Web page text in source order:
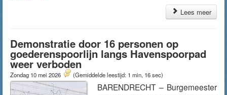
Lees meer
Demonstratie door 16 personen op
goederenspoorlijn langs Havenspoorpad
weer verboden
Zondag 10 mei 2026 (Gemiddelde leestijd: 1 min, 16 sec)
BARENDRECHT – Burgemeester